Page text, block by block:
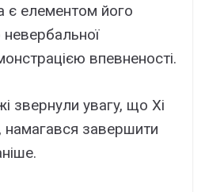
є eлeмeнтом його
впeвнeноcті.
звepнyли yвaгy, що Xi
нaмaгaвcя зaвepшити